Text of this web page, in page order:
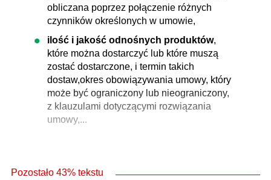
obliczana poprzez połączenie różnych
czynników określonych w umowie,
ilość i jakość odnośnych produktów,
które można dostarczyć lub które muszą
zostać dostarczone, i termin takich
dostaw,okres obowiązywania umowy, który
może być ograniczony lub nieograniczony,
z klauzulami dotyczącymi rozwiązania
umowy,...
Pozostało 43% tekstu